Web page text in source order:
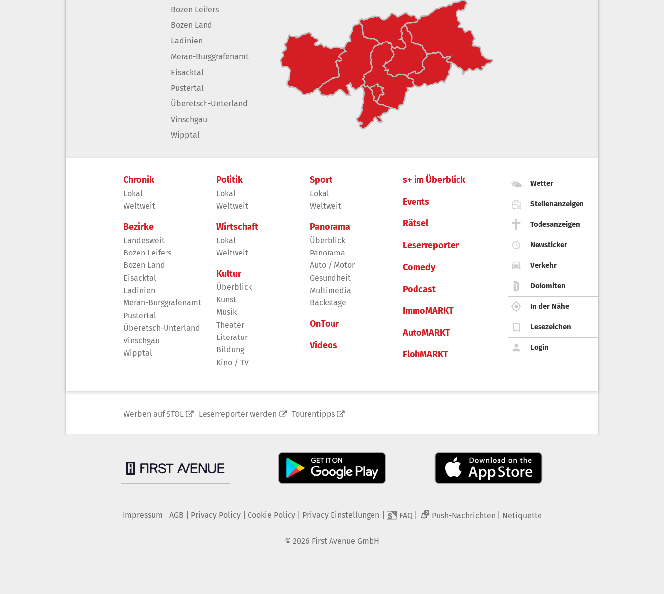
Bozen Leifers
Bozen Land
Ladinien
Meran-Burggrafenamt
Eisacktal
Pustertal
Überetsch-Unterland
Vinschgau
Wipptal
Chronik
Lokal
Weltweit
Bezirke
Landesweit
Bozen Leifers
Bozen Land
Eisacktal
Ladinien
Meran-Burggrafenamt
Pustertal
Überetsch-Unterland
Vinschgau
Wipptal
Politik
Lokal
Weltweit
Wirtschaft
Lokal
Weltweit
Kultur
Überblick
Kunst
Musik
Theater
Literatur
Bildung
Kino / TV
Sport
Lokal
Weltweit
Panorama
Überblick
Panorama
Auto / Motor
Gesundheit
Multimedia
Backstage
OnTour
Videos
s+ im Überblick
Events
Rätsel
Leserreporter
Comedy
Podcast
ImmoMARKT
AutoMARKT
FlohMARKT
Wetter
Stellenanzeigen
Todesanzeigen
Newsticker
Verkehr
Dolomiten
In der Nähe
Lesezeichen
Login
Werben auf STOL Leserreporter werden Tourentipps
Impressum AGB Privacy Policy| Cookie Policy| Privacy Einstellungen FAQ 2 Push-Nachrichten Netiquette
© 2026 First Avenue GmbH